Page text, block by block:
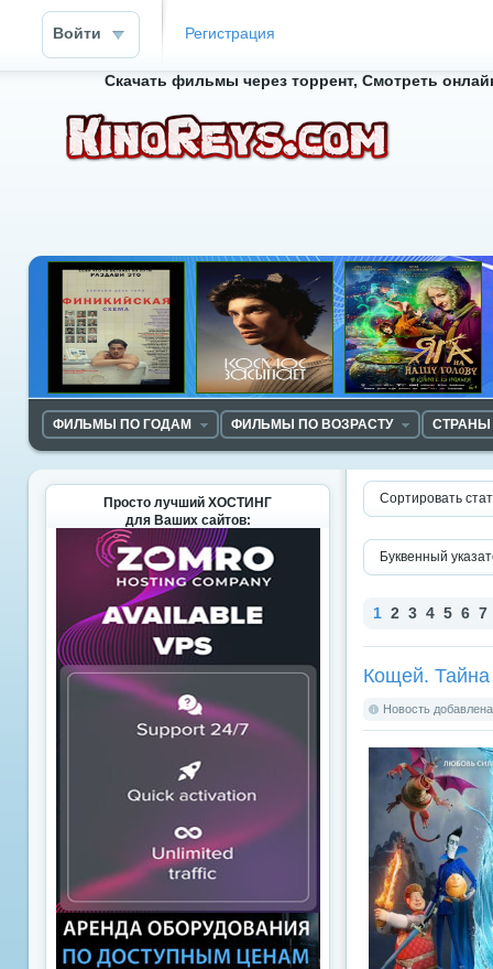
Войти Регистрация
Скачать фильмы через торрент, Смотреть
ФИЛЬМЫ ПО ГОДАМ ФИЛЬМЫ ПО ВОЗРАСТУ
Сортировать
Буквенный
1 2 3 4 5 6 7
Кощей.
Новость
Просто лучший ХОСТИНГ
для Ваших сайтов: